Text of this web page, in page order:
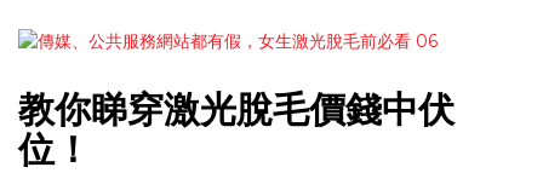
教你睇穿激光脫毛價錢中伏
位！